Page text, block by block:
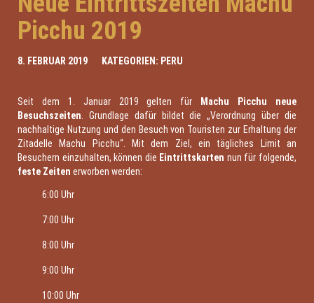
Picchu 2019
8. FEBRUAR 2019 KATEGORIEN: PERU
Seit dem 1. Januar 2019 gelten für
Machu Picchu neue
Besuchszeiten . Grundlage dafür bildet die „Verordnung über die
nachhaltige Nutzung und den Besuch von Touristen zur Erhaltung der
Zitadelle Machu Picchu“. Mit dem Ziel, ein tägliches Limit an
Besuchern einzuhalten, können die Eintrittskarten nun für folgende,
feste Zeiten erworben werden:
6:00 Uhr
7:00 Uhr
8:00 Uhr
9:00 Uhr
10:00 Uhr